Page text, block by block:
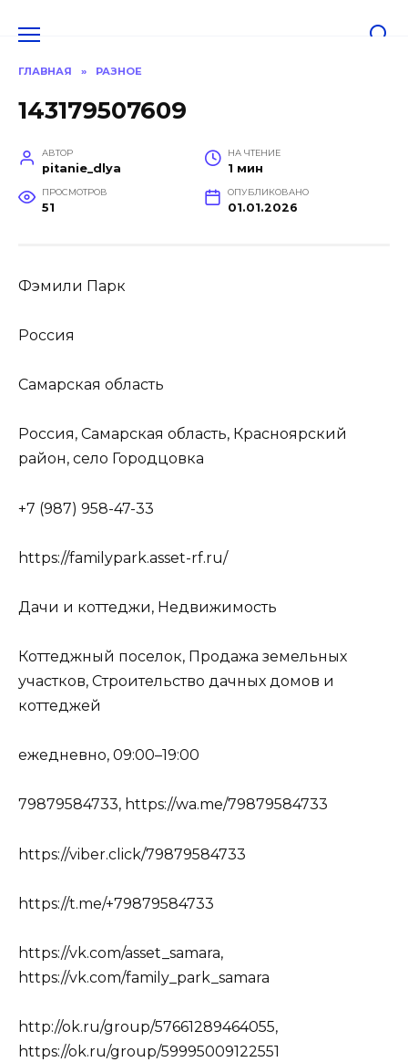
ГЛАВНАЯ » РАЗНОЕ
143179507609
АВТОР
pitanie_dlya
НА ЧТЕНИЕ
1 мин
ПРОСМОТРОВ
51
ОПУБЛИКОВАНО
01.01.2026
Фэмили Парк
Россия
Самарская область
Россия, Самарская область, Красноярский
район, село Городцовка
+7 (987) 958-47-33
https://familypark.asset-rf.ru/
Дачи и коттеджи, Недвижимость
Коттеджный поселок, Продажа земельных
участков, Строительство дачных домов и
коттеджей
ежедневно, 09:00–19:00
79879584733, https://wa.me/79879584733
https://viber.click/79879584733
https://t.me/+79879584733
https://vk.com/asset_samara,
https://vk.com/family_park_samara
http://ok.ru/group/57661289464055,
https://ok.ru/group/59995009122551